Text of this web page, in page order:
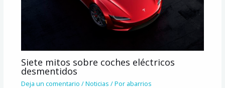
Siete mitos sobre coches eléctricos
desmentidos
Deja un comentario /Noticias / Por abarrios